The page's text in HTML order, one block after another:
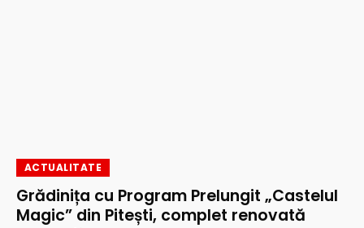
ACTUALITATE
Grădinița cu Program Prelungit „Castelul
Magic” din Pitești, complet renovată